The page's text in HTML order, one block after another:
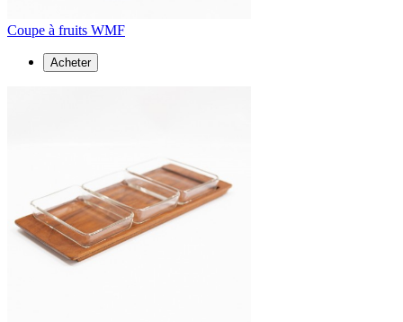
Coupe à fruits WMF
Acheter